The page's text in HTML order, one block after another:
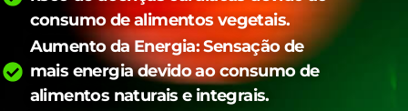
consumo de alimentos vegetais.
Aumento da Energia: Sensação de
mais energia devido ao consumo de
alimentos naturais e integrais.